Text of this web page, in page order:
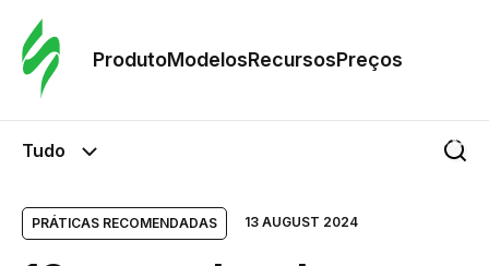
ProdutoModelosRecursosPreços
Tudo
PRÁTICAS RECOMENDADAS 13 AUGUST 2024